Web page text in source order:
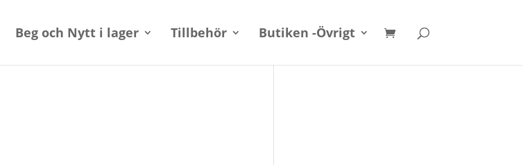
Beg och Nytt i lager Tillbehör Butiken -Övrigt